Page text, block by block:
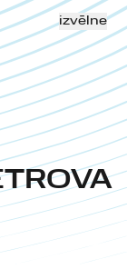
izvēlne